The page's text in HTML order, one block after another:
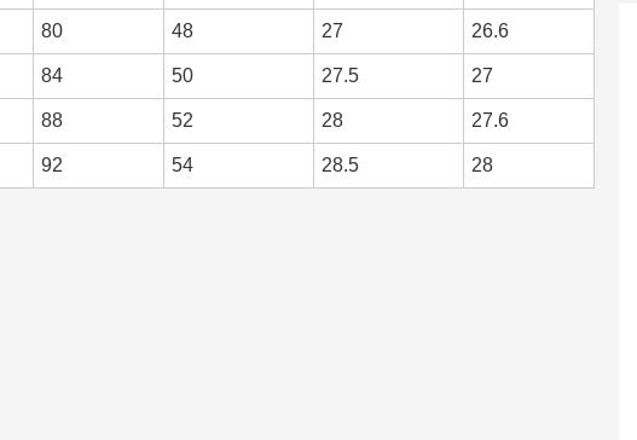
80 48 27 26.6
84 50 27.5 27
88 52 28 27.6
92 54 28.5 28